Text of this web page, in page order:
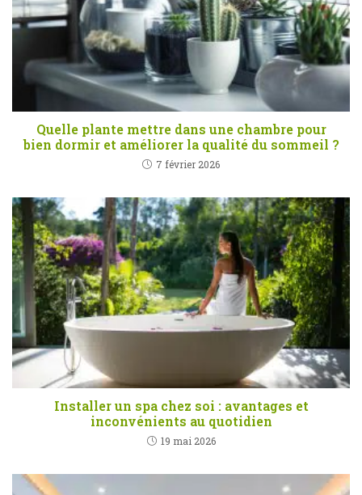
Quelle plante mettre dans une chambre pour
bien dormir et améliorer la qualité du sommeil ?
7 février 2026
Installer un spa chez soi : avantages et
inconvénients au quotidien
19 mai 2026